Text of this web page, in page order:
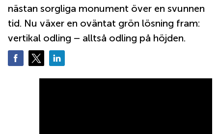
nästan sorgliga monument över en svunnen
tid. Nu växer en oväntat grön lösning fram:
vertikal odling – alltså odling på höjden.